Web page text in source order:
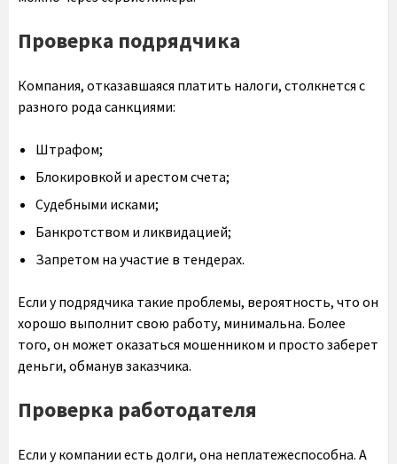
Проверка подрядчика
Компания, отказавшаяся платить налоги, столкнется с
разного рода санкциями:
Штрафом;
Блокировкой и арестом счета;
Судебными исками;
Банкротством и ликвидацией;
Запретом на участие в тендерах.
Если у подрядчика такие проблемы, вероятность, что он
хорошо выполнит свою работу, минимальна. Более
того, он может оказаться мошенником и просто заберет
деньги, обманув заказчика.
Проверка работодателя
Если у компании есть долги, она неплатежеспособна. А